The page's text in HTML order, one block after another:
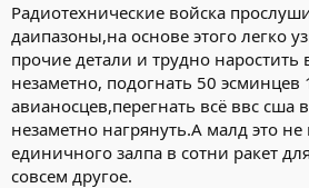
Радиотехнические войска
даипазоны,на основе этого легко
прочие детали и трудно
незаметно, подогнать 50 эсминцев
авианосцев,перегнать всё ввс сша
незаметно нагрянуть.А малд это
единичного залпа в сотни ракет
совсем другое.